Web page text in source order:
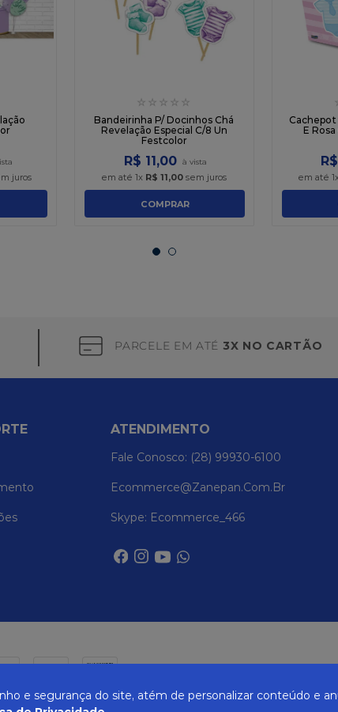
juros
☆ ☆ ☆ ☆ ☆
Bandeirinha P/ Docinhos Chá
Revelação Especial C/8 Un
Festcolor
R$ 11,00
em até1x R$ 11,00 sem juros
COMPRAR
Cachepot
E
R$
em até 1
PARCELE EM ATÉ 3X NO CARTÃO
ATENDIMENTO
Fale Conosco: (28) 99930-6100
Ecommerce@zanepan.com.br
Skype: Ecommerce_466
e segurança do site, atém de personalizar conteúdo e